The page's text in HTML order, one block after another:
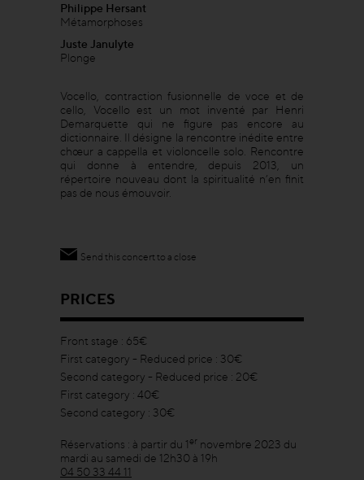
Philippe Hersant
Métamorphoses
Juste Janulyte
Plonge
Vocello, contraction fusionnelle de voce et de
cello, Vocello est un mot inventé par Henri
Demarquette qui ne figure pas encore au
dictionnaire. Il désigne la rencontre inédite entre
chœur a cappella et violoncelle solo. Rencontre
qui donne à entendre, depuis 2013, un
répertoire nouveau dont la spiritualité n’en finit
pas de nous émouvoir.
Send this concert to a close
PRICES
Front stage : 65€
First category - Reduced price : 30€
Second category - Reduced price : 20€
First category : 40€
Second category : 30€
Réservations : à partir du 1er novembre 2023 du
mardi au samedi de 12h30 à 19h
04 50 33 44 11